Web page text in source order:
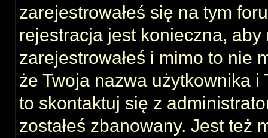
zarejestrowałeś się na tym
rejestracja jest konieczna,
zarejestrowałeś i mimo to nie
że Twoja nazwa użytkownika i
to skontaktuj się z
zostałeś zbanowany. Jest też